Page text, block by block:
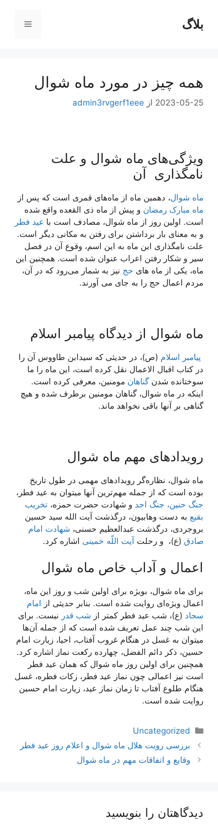
محتوابلاگ فهرست
همه چیز در مورد ماه شوال
2023-05-25 از admin3rvgerf1eee
ویژگی‌های ماه شوال و علت
نامگذاری آن
ماه شوال، دهمین ماه از ماه‌های قمری است که پس از
ماه مبارک رمضان و پیش از ماه ذی القعده واقع شده
است. اولین روز از ماه شوال، مصادف است با عید فطر
و به معنای بار برداشتن برای رفتن به مکانی دیگر است.
علت نامگذاری این ماه به این اسم، وقوع آن در فصل
سیر و شکار رفتن اعراب عنوان شده است. همچنین این
ماه، یکی از ماه های حج نیز به شمار می‌رود که در آن،
مردم اعمال حج را به جای می آورند.
ماه شوال از دیدگاه پیامبر اسلام
پیامبر اسلام (ص)، در حدیثی که سیدابن طاووس آن را
در کتاب اقبال الاعمال نقل کرده است، این ماه را ما
سوختانده شدن گناهان مومنین، معرفی کرده است.
اینکه در ماه شوال، گناهان مومنین برطرف شده و هیچ
گناهی بر آنها باقی نخواهد ماند.
رویدادهای مهم ماه شوال
ماه شوال، نظاره‌گر رویدادهای مهمی در طول تاریخ
بوده است که از جمله مهم‌ترین آنها میتوان به عید فطر،
جنگ حنین، جنگ احد و شهادت حضرت حمزه، تخریب
بقیع به دست وهابیون، درگذشت آیت الله سید حسین
بروجردی، درگذشت عبدالعظیم حسنی، شهادت امام
صادق (ع)، و رحلت آیت اللّه خمینی اشاره کرد.
اعمال و آداب خاص ماه شوال
برای ماه شوال، بویژه برای اولین شب و روز این ماه،
اعمال ویژه‌ای روایت شده است. بنابر حدیثی از امام
سجاد (ع)، شب عید فطر کمتر از شب قدر نیست. برای
این شب چند عمل تعریف شده است که از جمله آن‌ها
میتوان به غسل در هنگام غروب آفتاب، احیا، زیارت امام
حسین، ذکر دائم الفضل، چهارده رکعت نماز اشاره کرد.
همچنین برای اولین روز ماه شوال که همان عید فطر
است نیز اعمالی چون نماز عید فطر، زکات فطره، غسل
هنگام طلوع آفتاب تا زمان نماز عید، زیارت امام حسین
روایت شده است.
دسته‌ها
Uncategorized
ناوبری
نوشته‌ها
بررسی رویت هلال ماه شوال و اعلام روز عید فطر
وقایع و اتفاقات مهم در ماه شوال
دیدگاهتان را بنویسید